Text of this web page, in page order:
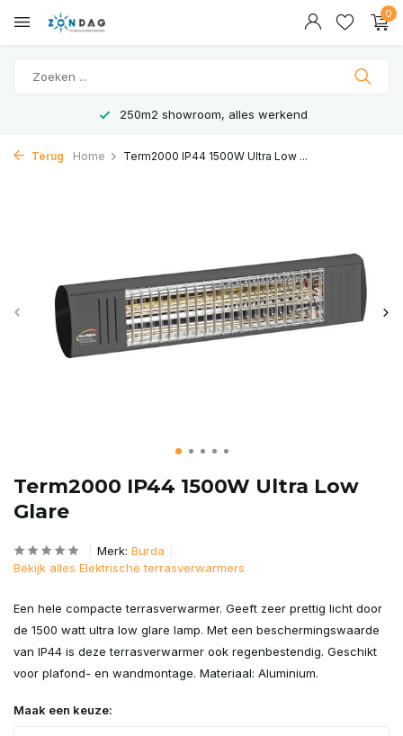
0
250m2 showroom, alles werkend
Terug Home Term2000 IP44 1500W Ultra Low ...
Term2000 IP44 1500W Ultra Low
Glare
Merk: Burda
Bekijk alles Elektrische terrasverwarmers
Een hele compacte terrasverwarmer. Geeft zeer prettig licht door
de 1500 watt ultra low glare lamp. Met een beschermingswaarde
van IP44 is deze terrasverwarmer ook regenbestendig. Geschikt
voor plafond- en wandmontage. Materiaal: Aluminium.
Maak een keuze: